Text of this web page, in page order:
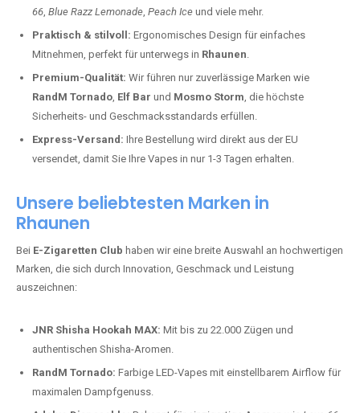
66, Blue Razz Lemonade, Peach Ice und viele mehr.
Praktisch & stilvoll: Ergonomisches Design für einfaches
Mitnehmen, perfekt für unterwegs in Rhaunen.
Premium-Qualität: Wir führen nur zuverlässige Marken wie
RandM Tornado, Elf Bar und Mosmo Storm, die höchste
Sicherheits- und Geschmacksstandards erfüllen.
Express-Versand: Ihre Bestellung wird direkt aus der EU
versendet, damit Sie Ihre Vapes in nur 1-3 Tagen erhalten.
Unsere beliebtesten Marken in
Rhaunen
Bei E-Zigaretten Club haben wir eine breite Auswahl an hochwertigen
Marken, die sich durch Innovation, Geschmack und Leistung
auszeichnen:
JNR Shisha Hookah MAX: Mit bis zu 22.000 Zügen und
authentischen Shisha-Aromen.
RandM Tornado: Farbige LED-Vapes mit einstellbarem Airflow für
maximalen Dampfgenuss.